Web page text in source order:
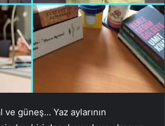
güneş… Yaz aylarının